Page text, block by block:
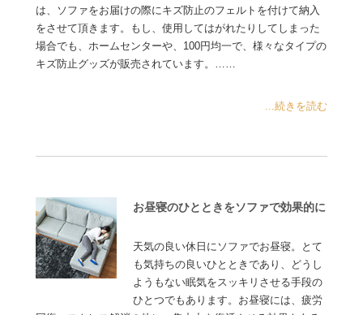
は、ソファをお届けの際にキズ防止のフェルトを付けて納入
をさせて頂きます。もし、使用してはがれたりしてしまった
場合でも、ホームセンターや、100円均一で、様々なタイプの
キズ防止グッズが販売されています。……
...続きを読む
お昼寝のひとときをソファで効果的に
天気の良い休日にソファでお昼寝。とて
も気持ちの良いひとときであり、どうし
ようもない眠気をスッキリさせる手段の
ひとつでもあります。お昼寝には、疲労